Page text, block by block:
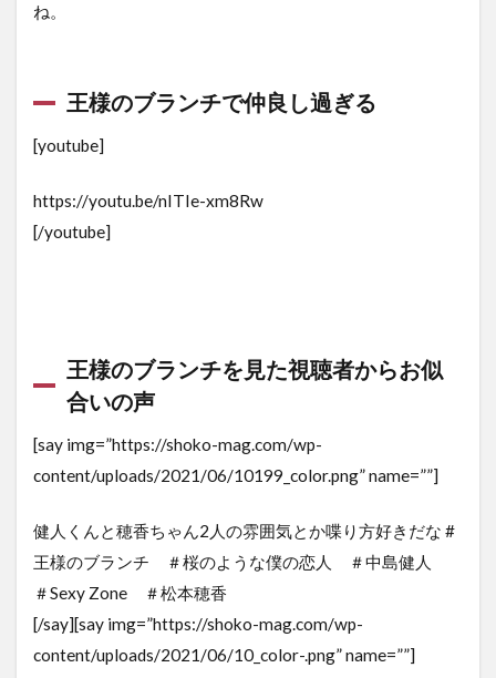
ね。
王様のブランチで仲良し過ぎる
[youtube]
https://youtu.be/nITIe-xm8Rw
[/youtube]
王様のブランチを見た視聴者からお似
合いの声
[say img=”https://shoko-mag.com/wp-
content/uploads/2021/06/10199_color.png” name=””]
健人くんと穂香ちゃん2人の雰囲気とか喋り方好きだな #
王様のブランチ ＃桜のような僕の恋人 ＃中島健人
＃Sexy Zone ＃松本穂香
[/say][say img=”https://shoko-mag.com/wp-
content/uploads/2021/06/10_color-.png” name=””]